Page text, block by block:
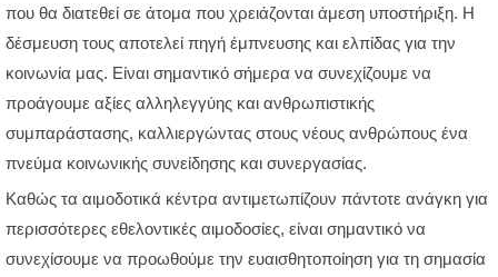
που θα διατεθεί σε άτομα που χρειάζονται άμεση υποστήριξη. Η
δέσμευση τους αποτελεί πηγή έμπνευσης και ελπίδας για την
κοινωνία μας. Είναι σημαντικό σήμερα να συνεχίζουμε να
προάγουμε αξίες αλληλεγγύης και ανθρωπιστικής
συμπαράστασης, καλλιεργώντας στους νέους ανθρώπους ένα
πνεύμα κοινωνικής συνείδησης και συνεργασίας.
Καθώς τα αιμοδοτικά κέντρα αντιμετωπίζουν πάντοτε ανάγκη για
περισσότερες εθελοντικές αιμοδοσίες, είναι σημαντικό να
συνεχίσουμε να προωθούμε την ευαισθητοποίηση για τη σημασία